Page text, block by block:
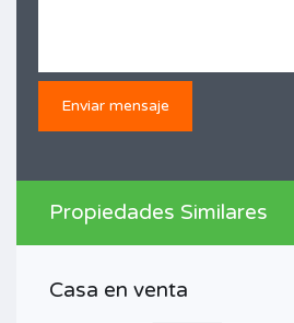
Propiedades Similares
Casa en venta